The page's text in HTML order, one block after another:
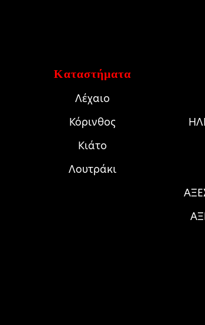
Καταστήματα
Λέχαιο
Κόρινθος
Κιάτο
Λουτράκι